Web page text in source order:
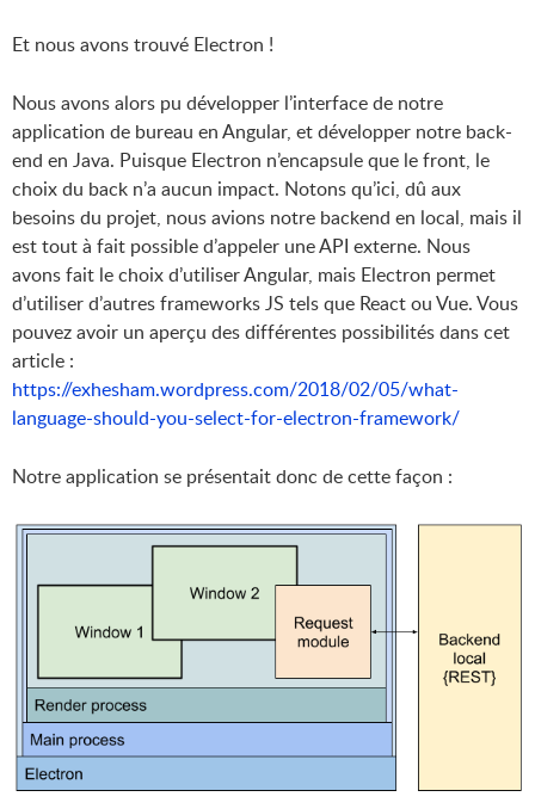
Et nous avons trouvé Electron !
Nous avons alors pu développer l’interface de notre
application de bureau en Angular, et développer notre back-
end en Java. Puisque Electron n’encapsule que le front, le
choix du back n’a aucun impact. Notons qu’ici, dû aux
besoins du projet, nous avions notre backend en local, mais il
est tout à fait possible d’appeler une API externe. Nous
avons fait le choix d’utiliser Angular, mais Electron permet
d’utiliser d’autres frameworks JS tels que React ou Vue. Vous
pouvez avoir un aperçu des différentes possibilités dans cet
article :
https://exhesham.wordpress.com/2018/02/05/what-
language-should-you-select-for-electron-framework/
Notre application se présentait donc de cette façon :